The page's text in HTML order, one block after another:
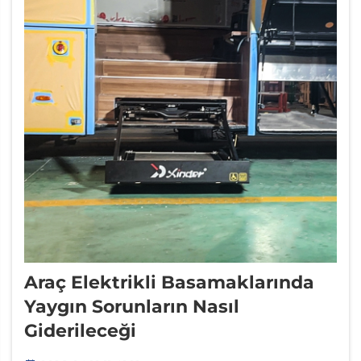
Araç Elektrikli Basamaklarında
Yaygın Sorunların Nasıl
Giderileceği